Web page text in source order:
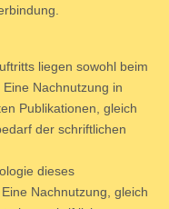
liegen sowohl beim
Nachnutzung in
Publikationen, gleich
der schriftlichen
dieses
Nachnutzung, gleich